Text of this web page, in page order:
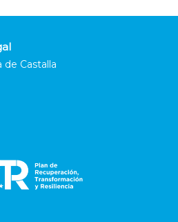
de Castalla